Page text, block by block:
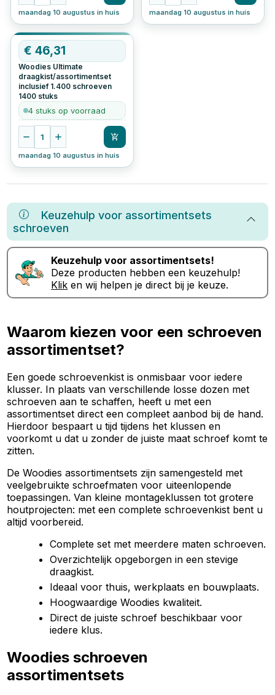
maandag 10 augustus in huis maandag 10 augustus in huis
€46,31
Woodies Ultimate
draagkist/assortimentset
inclusief 1.400 schroeven
1400 stuks
4 stuks op voorraad
1
maandag 10 augustus in huis
Keuzehulp voor assortimentsets
schroeven
Keuzehulp voor assortimentsets!
Deze producten hebben een keuzehulp!
Klik en wij helpen je direct bij je keuze.
Waarom kiezen voor een schroeven
assortimentset?
Een goede schroevenkist is onmisbaar voor iedere
klusser. In plaats van verschillende losse dozen met
schroeven aan te schaffen, heeft u met een
assortimentset direct een compleet aanbod bij de hand.
Hierdoor bespaart u tijd tijdens het klussen en
voorkomt u dat u zonder de juiste maat schroef komt te
zitten.
De Woodies assortimentsets zijn samengesteld met
veelgebruikte schroefmaten voor uiteenlopende
toepassingen. Van kleine montageklussen tot grotere
houtprojecten: met een complete schroevenkist bent u
altijd voorbereid.
Complete set met meerdere maten schroeven.
Overzichtelijk opgeborgen in een stevige
draagkist.
Ideaal voor thuis, werkplaats en bouwplaats.
Hoogwaardige Woodies kwaliteit.
Direct de juiste schroef beschikbaar voor
iedere klus.
Woodies schroeven
assortimentsets